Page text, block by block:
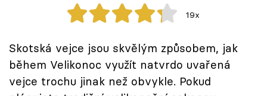
Sledujte prima+
Přihlášení
Sledujte nás
19x
Skotská vejce jsou skvělým způsobem, jak
během Velikonoc využít natvrdo uvařená
vejce trochu jinak než obvykle. Pokud